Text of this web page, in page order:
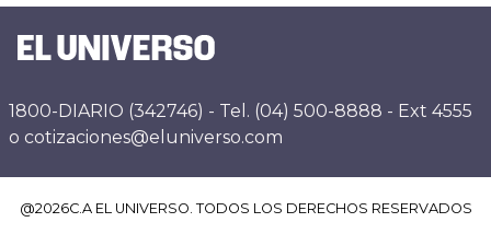
1800-DIARIO (342746) - Tel. (04) 500-8888 - Ext 4555
o cotizaciones@eluniverso.com
@2026C.A EL UNIVERSO. TODOS LOS DERECHOS RESERVADOS